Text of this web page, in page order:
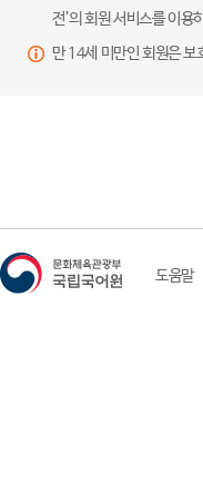
전’의 회원 서비스를 이용
만 14세 미만인 회원은
도움말